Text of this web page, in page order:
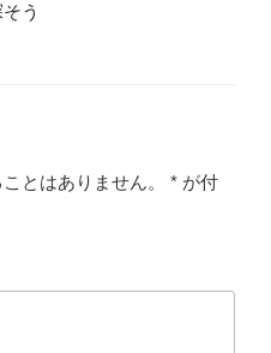
う
とはありません。 * が付